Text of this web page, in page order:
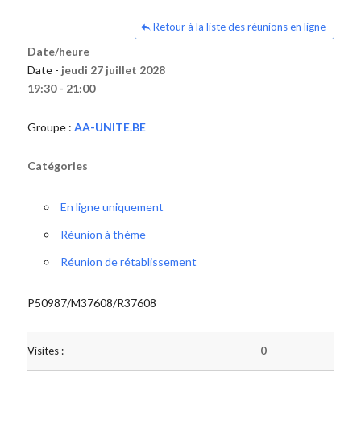
Retour à la liste des réunions en ligne
Date/heure
Date - jeudi 27 juillet 2028
19:30 - 21:00
Groupe : AA-UNITE.BE
Catégories
En ligne uniquement
Réunion à thème
Réunion de rétablissement
P50987/M37608/R37608
Visites : 0